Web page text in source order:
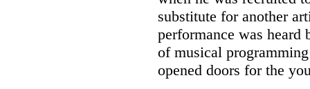
substitute for another
performance was heard
of musical
opened doors for the